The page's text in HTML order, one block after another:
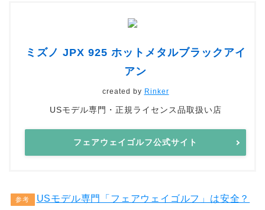
ミズノ JPX 925 ホットメタルブラックアイ
アン
created by Rinker
USモデル専門・正規ライセンス品取扱い店
フェアウェイゴルフ公式サイト
参考
USモデル専門「フェアウェイゴルフ」は安全？